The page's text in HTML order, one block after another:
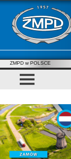
ZMPD w POLSCE